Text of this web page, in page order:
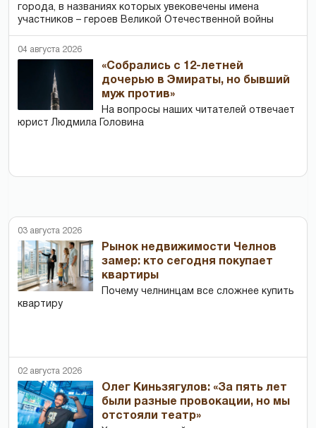
города, в названиях которых увековечены имена
участников – героев Великой Отечественной войны
04 августа 2026
«Собрались с 12-летней
дочерью в Эмираты, но бывший
муж против»
На вопросы наших читателей отвечает
юрист Людмила Головина
03 августа 2026
Рынок недвижимости Челнов
замер: кто сегодня покупает
квартиры
Почему челнинцам все сложнее купить
квартиру
02 августа 2026
Олег Киньзягулов: «За пять лет
были разные провокации, но мы
отстояли театр»